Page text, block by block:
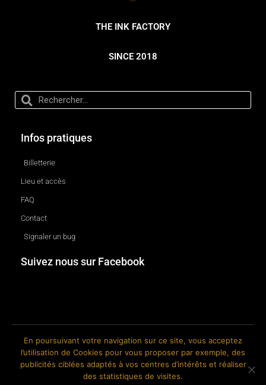
THE INK FACTORY
SINCE 2018
Infos pratiques
Billetterie
Lieu et accès
FAQ
Contact
Signaler un bug
Suivez nous sur Facebook
© 2018-2026 The Ink Factory. Site web réalisé par Roland CAUVIN.
En poursuivant votre navigation sur ce site, vous acceptez
l’utilisation de Cookies pour vous proposer par exemple, des
publicités ciblées adaptés à vos centres d’intérêts et réaliser
des statistiques de visites.